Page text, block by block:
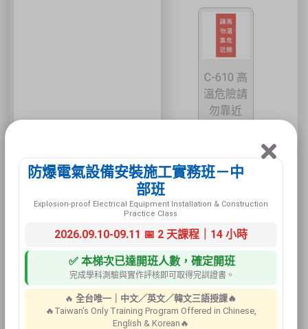
C-610 高
溫危險請
勿靠近
C-611 嚴
禁堆高機
卡車進入
防爆電氣設備安裝施工實務班－中
部班
Explosion-proof Electrical Equipment Installation & Construction
Practice Class
2026.09.10-09.11 📅 2 天課程｜14 小時
✅ 本梯次已達開班人數，確定開班
完成學科測驗與實作評核即可取得完訓證書。
🔥全台唯一｜中文／英文／韓文三語授課🔥
🔥Taiwan's Only Training Program Offered in Chinese,
English & Korean🔥